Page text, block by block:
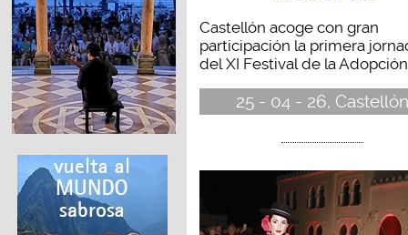
Castellón acoge con gran
participación la primera
del XI Festival de la
25 - 04 - 26, Castellón